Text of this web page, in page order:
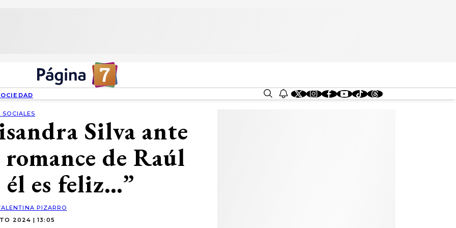
SOCIALES
Silva ante
de Raúl
es feliz…”
PIZARRO
2024 | 13:05